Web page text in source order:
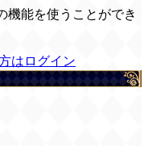
機能を使うことができ
はログイン